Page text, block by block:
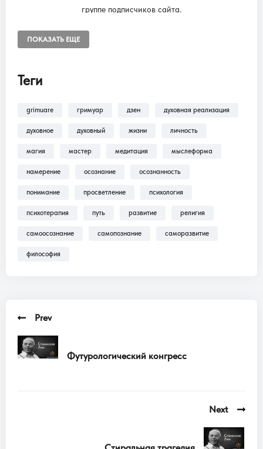
группе подписчиков сайта.
“SUBSCRIPTION ONLINE LIBRARY GRIMUARE”
В разделеПомощь >Как оформить
подписку?!— находится пошаговая инструкция
Трансляции, Аудиокниги .
ПОКАЗАТЬ ЕЩЕ
Теги
grimuare гримуар дзен духовная реализация
духовное духовный жизни личность
магия мастер медитация мыслеформа
намерение осознание осознанность
понимание просветление психология
психотерапия путь развитие религия
самоосознание самопознание саморазвитие
философия
Prev
Футурологический конгресс
Next